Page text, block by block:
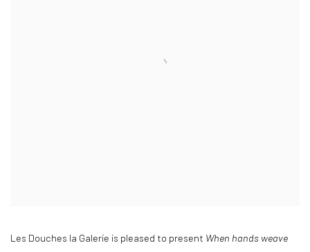
Les Douches la Galerie is pleased to present When hands weave